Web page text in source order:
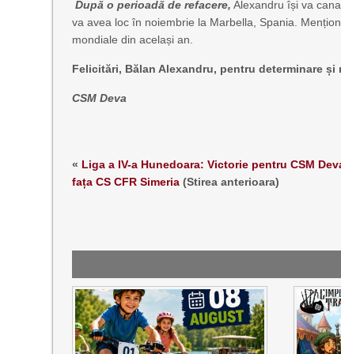
După o perioadă de refacere, Alexandru își va
va avea loc în noiembrie la Marbella, Spania.
mondiale din același an.
Felicitări, Bălan Alexandru, pentru determinare și
CSM Deva
« Liga a IV-a Hunedoara: Victorie pentru CSM
fața CS CFR Simeria (Stirea anterioara)